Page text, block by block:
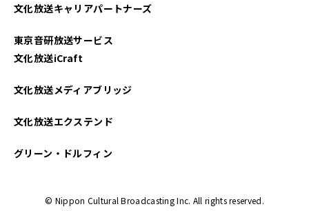
文化放送キャリアパートナーズ
東京音研放送サービス
文化放送iCraft
文化放送メディアブリッジ
文化放送エクステンド
グリーン・ドルフィン
© Nippon Cultural Broadcasting Inc. All rights reserved.